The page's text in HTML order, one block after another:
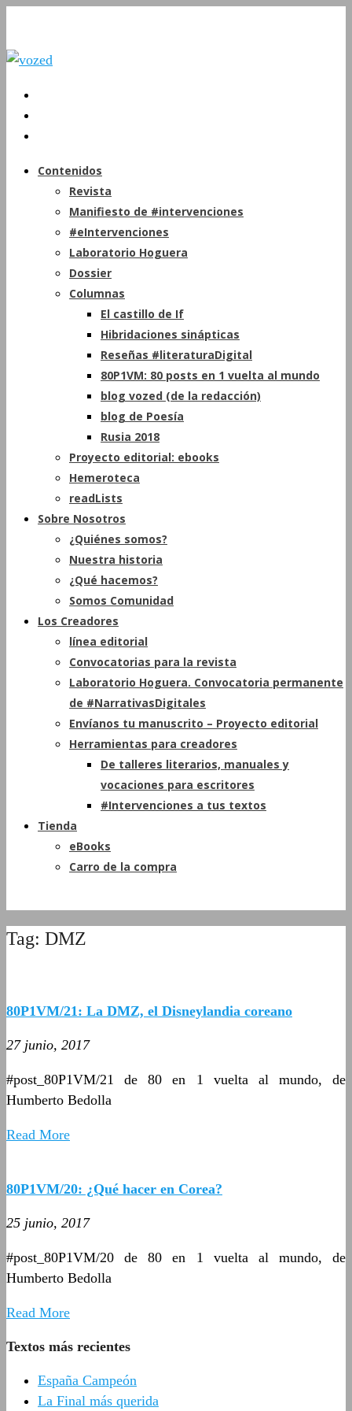
Contenidos
Revista
Manifiesto de #intervenciones
#eIntervenciones
Laboratorio Hoguera
Dossier
Columnas
El castillo de If
Hibridaciones sinápticas
Reseñas #literaturaDigital
80P1VM: 80 posts en 1 vuelta al mundo
blog vozed (de la redacción)
blog de Poesía
Rusia 2018
Proyecto editorial: ebooks
Hemeroteca
readLists
Sobre Nosotros
¿Quiénes somos?
Nuestra historia
¿Qué hacemos?
Somos Comunidad
Los Creadores
línea editorial
Convocatorias para la revista
Laboratorio Hoguera. Convocatoria permanente
de #NarrativasDigitales
Envíanos tu manuscrito – Proyecto editorial
Herramientas para creadores
De talleres literarios, manuales y
vocaciones para escritores
#Intervenciones a tus textos
Tienda
eBooks
Carro de la compra
Tag: DMZ
80P1VM/21: La DMZ, el Disneylandia coreano
27 junio, 2017
#post_80P1VM/21 de 80 en 1 vuelta al mundo, de
Humberto Bedolla
Read More
80P1VM/20: ¿Qué hacer en Corea?
25 junio, 2017
#post_80P1VM/20 de 80 en 1 vuelta al mundo, de
Humberto Bedolla
Read More
Textos más recientes
España Campeón
La Final más querida